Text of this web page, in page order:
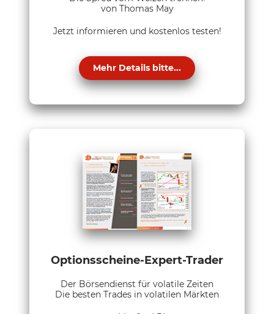
von Thomas May
Jetzt informieren und kostenlos testen!
Mehr Details bitte...
Optionsscheine-Expert-Trader
Der Börsendienst für volatile Zeiten
Die besten Trades in volatilen Märkten